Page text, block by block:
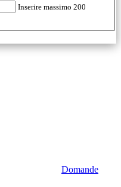
Inserire massimo 200
Domande